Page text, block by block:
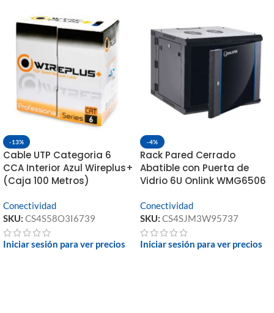
-13%
Cable UTP Categoria 6
CCA Interior Azul Wireplus+
(Caja 100 Metros)
Conectividad
SKU: CS4S58O3I6739
Iniciar sesión para ver precios
-4%
Rack Pared Cerrado
Abatible con Puerta de
Vidrio 6U Onlink WMG6506
Conectividad
SKU: CS4SJM3W95737
Iniciar sesión para ver precios